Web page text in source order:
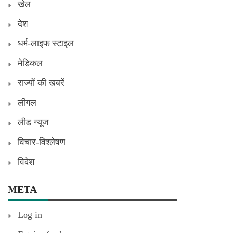
खेल
देश
धर्म-लाइफ स्टाइल
मेडिकल
राज्यों की खबरें
लीगल
लीड न्यूज
विचार-विश्लेषण
विदेश
META
Log in